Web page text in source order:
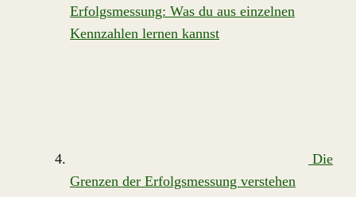
Erfolgsmessung: Was du aus einzelnen
Kennzahlen lernen kannst
Die
Grenzen der Erfolgsmessung verstehen